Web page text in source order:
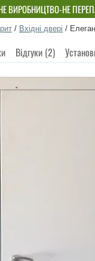
ВИРОБНИЦТВО-НЕ
/ Вхідні двері /
Відгуки (2)